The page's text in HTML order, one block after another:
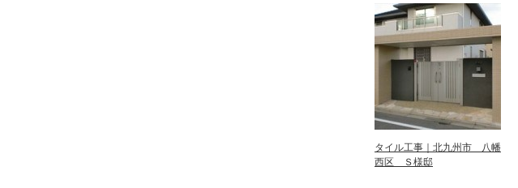
タイル工事｜北九州市 八幡
西区 Ｓ様邸